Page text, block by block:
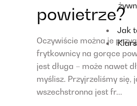
Jak
powietrze?
Oczywiście można je
frytkownicy na gorące
jest długa – może nawet
myślisz. Przyjrzeliśmy się,
wszechstronna jest fr...